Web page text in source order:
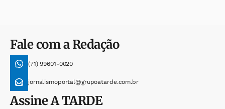
Fale com a Redação
(71) 99601-0020
jornalismoportal@grupoatarde.com.br
AssineA TARDE